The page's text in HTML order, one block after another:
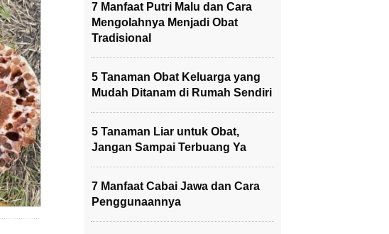
7 Manfaat Putri Malu dan Cara
Mengolahnya Menjadi Obat
Tradisional
5 Tanaman Obat Keluarga yang
Mudah Ditanam di Rumah Sendiri
5 Tanaman Liar untuk Obat,
Jangan Sampai Terbuang Ya
7 Manfaat Cabai Jawa dan Cara
Penggunaannya